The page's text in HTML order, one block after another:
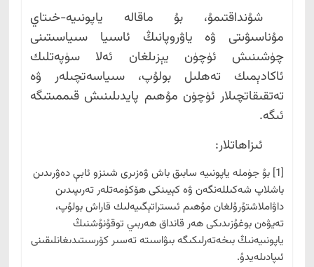
شۇنداقتىمۇ، بۇ ماقالە ياپونىيە-خىتاي
مۇناسىۋىتى ۋە ياۋروپانىڭ ئاسىيا سىياسىتىنى
چۈشىنىش ئۈچۈن يېزىلغان ئەلا سۈپەتلىك
ئاكادېمىك تەھلىل بولۇپ، سىياسەتچىلەر ۋە
تەتقىقاتچىلار ئۈچۈن مۇھىم پايدىلىنىش قىممىتىگە
ئىگە.
ئىزاھاتلار:
[1] بۇ جۈملە ياپونىيە سابىق باش ۋەزىرى شىنزو ئابې دەۋرىدىن
باشلاپ شەكىللەنگەن ۋە كېيىنكى ھۆكۈمەتلەر تەرىپىدىن
داۋاملاشتۇرۇلغان مۇھىم ئىستراتېگىيەلىك قاراش بولۇپ،
تەيۋەن بوغۇزىدىكى ھەر قانداق ھەربىي توقۇنۇشنىڭ
ياپونىيەنىڭ بىخەتەرلىكىگە بىۋاسىتە تەسىر كۆرسىتىدىغانلىقىنى
ئىپادىلەيدۇ.